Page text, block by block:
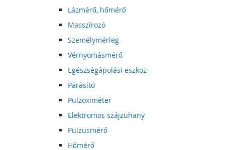
Lázmérő, hőmérő
Masszírozó
Személymérleg
Vérnyomásmérő
Egészségápolási eszköz
Párásító
Pulzoximéter
Elektromos szájzuhany
Pulzusmérő
Hőmérő